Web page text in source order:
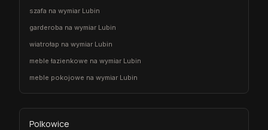
szafa na wymiar Lubin
garderoba na wymiar Lubin
wiatrołap na wymiar Lubin
meble łazienkowe na wymiar Lubin
meble pokojowe na wymiar Lubin
Polkowice